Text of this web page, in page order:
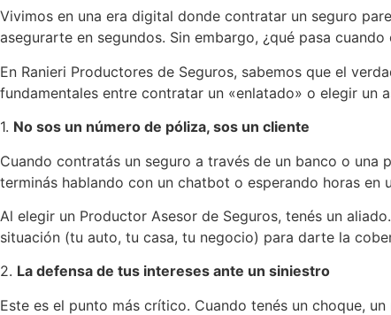
Vivimos en una era digital donde contratar un seguro
asegurarte en segundos. Sin embargo, ¿qué pasa
En Ranieri Productores de Seguros, sabemos que el
fundamentales entre contratar un «enlatado» o elegir un
1. No sos un número de póliza, sos un cliente
Cuando contratás un seguro a través de un banco o una
terminás hablando con un chatbot o esperando horas en
Al elegir un Productor Asesor de Seguros, tenés un
situación (tu auto, tu casa, tu negocio) para darte la
2. La defensa de tus intereses ante un siniestro
Este es el punto más crítico. Cuando tenés un choque,